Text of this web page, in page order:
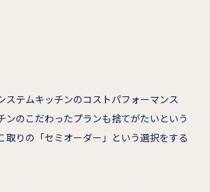
ステムキッチンのコストパフォーマンス
ンのこだわったプランも捨てがたいという
取りの「セミオーダー」という選択をする